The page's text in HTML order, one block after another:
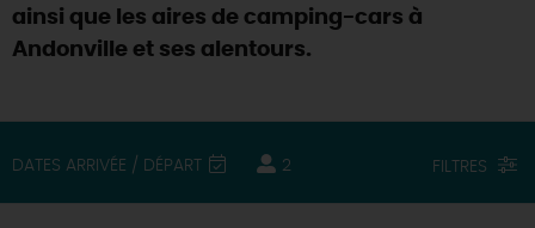
AUJOURD'HUI
ainsi que les aires de camping-cars à
Andonville et ses alentours.
DATES ARRIVÉE / DÉPART 2 FILTRES